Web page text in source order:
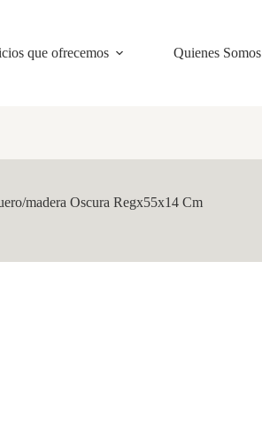
que ofrecemos Quienes Somos
madera Oscura Regx55x14 Cm